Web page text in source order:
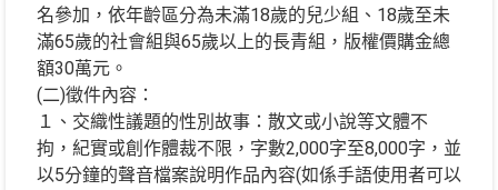
名參加，依年齡區分為未滿18歲的兒少組、18歲至未
滿65歲的社會組與65歲以上的長青組，版權價購金總
額30萬元。
(二)徵件內容：
１、交織性議題的性別故事：散文或小說等文體不
拘，紀實或創作體裁不限，字數2,000字至8,000字，並
以5分鐘的聲音檔案說明作品內容(如係手語使用者可以